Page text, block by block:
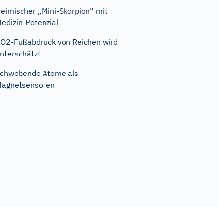
„Mini-Skorpion“ mit
Potenzial
Fußabdruck von Reichen wird
Atome als